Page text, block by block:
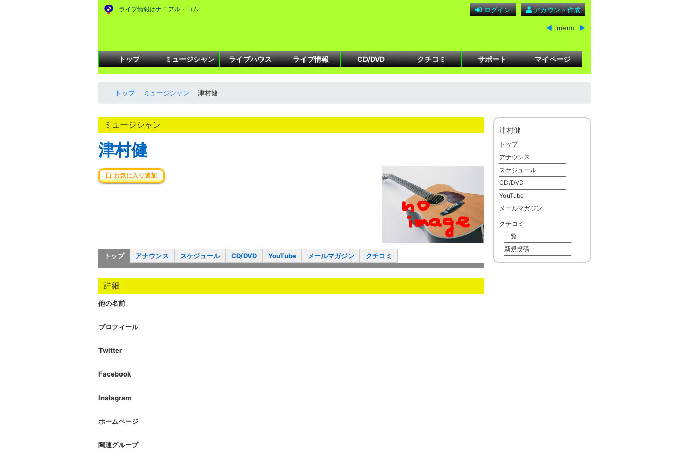
ライブ情報はナニアル・コム ログイン アカウント作成
◀ menu ▶
トップ ミュージシャン ライブハウス ライブ情報 CD/DVD クチコミ サポート マイページ
トップ ミュージシャン 津村健
ミュージシャン
津村健
お気に入り追加
トップ アナウンス スケジュール CD/DVD YouTube メールマガジン クチコミ
詳細
他の名前
プロフィール
Twitter
Facebook
Instagram
ホームページ
関連グループ
津村健
トップ
アナウンス
スケジュール
CD/DVD
YouTube
メールマガジン
クチコミ
一覧
新規投稿